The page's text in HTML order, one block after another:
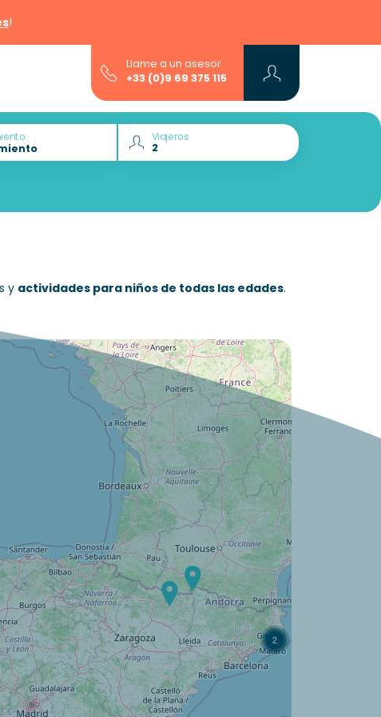
!
Llame a un asesor
+33 (0)9 69 375 115
Viajeros
y actividades para niños de todas las edades.
¿Quiere descubrir :
Camping Bedura Park ?
Descubra
2